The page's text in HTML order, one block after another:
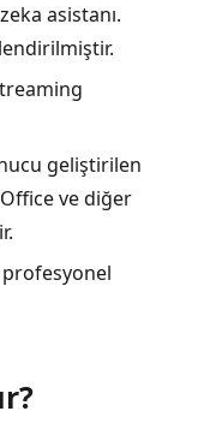
asistanı.
geliştirilen
ve diğer
profesyonel